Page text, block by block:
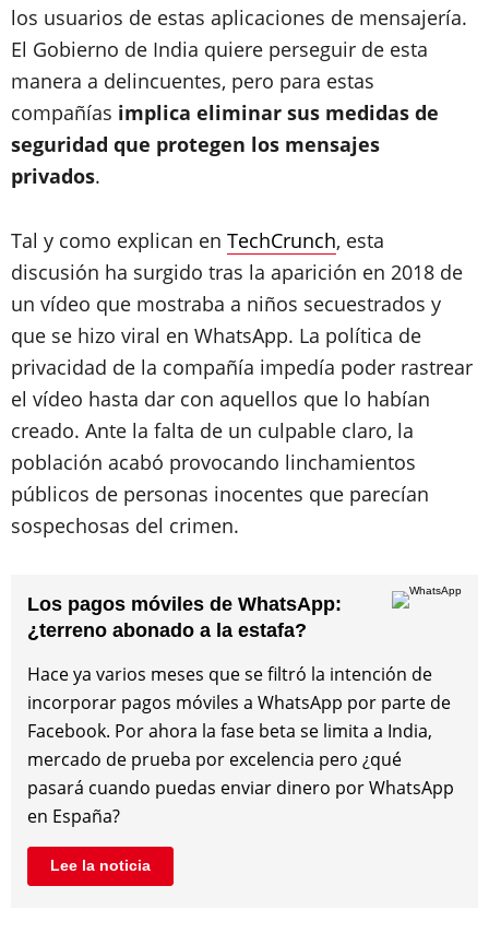
los usuarios de estas aplicaciones de mensajería.
El Gobierno de India quiere perseguir de esta
manera a delincuentes, pero para estas
compañías implica eliminar sus medidas de
seguridad que protegen los mensajes
privados.
Tal y como explican en TechCrunch, esta
discusión ha surgido tras la aparición en 2018 de
un vídeo que mostraba a niños secuestrados y
que se hizo viral en WhatsApp. La política de
privacidad de la compañía impedía poder rastrear
el vídeo hasta dar con aquellos que lo habían
creado. Ante la falta de un culpable claro, la
población acabó provocando linchamientos
públicos de personas inocentes que parecían
sospechosas del crimen.
Los pagos móviles de WhatsApp:
¿terreno abonado a la estafa?
Hace ya varios meses que se filtró la intención de
incorporar pagos móviles a WhatsApp por parte de
Facebook. Por ahora la fase beta se limita a India,
mercado de prueba por excelencia pero ¿qué
pasará cuando puedas enviar dinero por WhatsApp
en España?
Lee la noticia